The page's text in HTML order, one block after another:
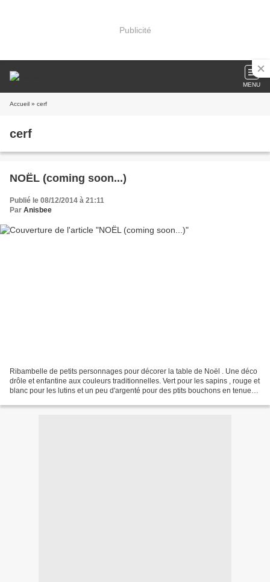
Publicité
MENU
Accueil » cerf
cerf
NOËL (coming soon...)
Publié le 08/12/2014 à 21:11
Par Anisbee
Ribambelle de petits personnages pour décorer la table de Noël . Une déco
drôle et enfantine aux couleurs traditionnelles. Vert pour les sapins , rouge et
blanc pour les lutins et un peu d'argenté pour des ptits bouchons en tenue